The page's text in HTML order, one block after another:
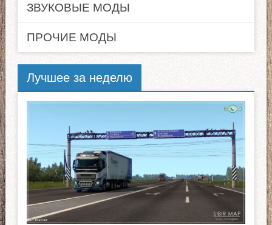
ЗВУКОВЫЕ МОДЫ
ПРОЧИЕ МОДЫ
Лучшее за неделю